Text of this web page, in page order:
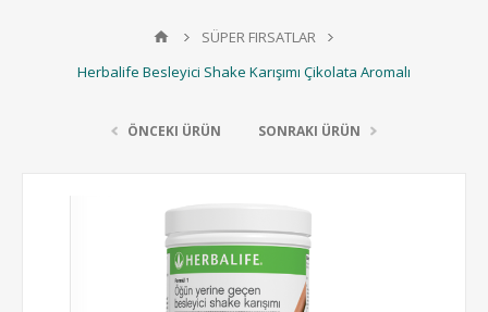
SÜPER FIRSATLAR
Herbalife Besleyici Shake Karışımı Çikolata Aromalı
ÖNCEKI ÜRÜN SONRAKI ÜRÜN